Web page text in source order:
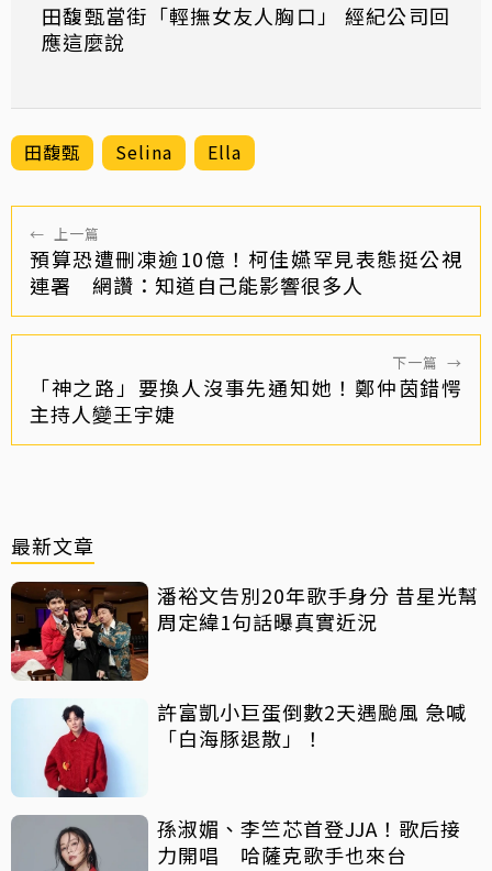
田馥甄當街「輕撫女友人胸口」 經紀公司回
應這麼說
田馥甄 Selina Ella
← 上一篇
預算恐遭刪凍逾10億！柯佳嬿罕見表態挺公視
連署 網讚：知道自己能影響很多人
下一篇 →
「神之路」要換人沒事先通知她！鄭仲茵錯愕
主持人變王宇婕
最新文章
潘裕文告別20年歌手身分 昔星光幫
周定緯1句話曝真實近況
許富凱小巨蛋倒數2天遇颱風 急喊
「白海豚退散」！
孫淑媚、李竺芯首登JJA！歌后接
力開唱 哈薩克歌手也來台